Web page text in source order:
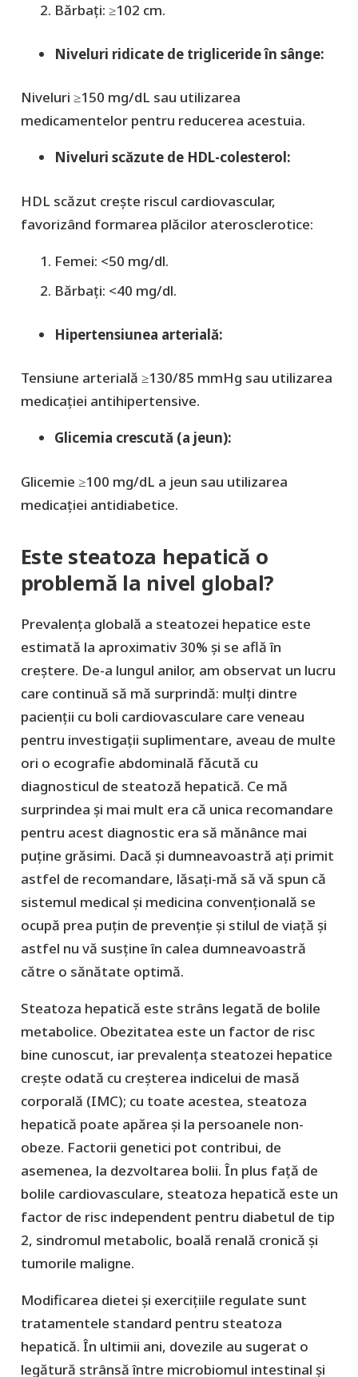
Bărbați: ≥102 cm.
Niveluri ridicate de trigliceride în sânge:
Niveluri ≥150 mg/dL sau utilizarea
medicamentelor pentru reducerea acestuia.
Niveluri scăzute de HDL-colesterol:
HDL scăzut crește riscul cardiovascular,
favorizând formarea plăcilor aterosclerotice:
Femei: <50 mg/dl.
Bărbați: <40 mg/dl.
Hipertensiunea arterială:
Tensiune arterială ≥130/85 mmHg sau utilizarea
medicației antihipertensive.
Glicemia crescută (a jeun):
Glicemie ≥100 mg/dL a jeun sau utilizarea
medicației antidiabetice.
Este steatoza hepatică o
problemă la nivel global?
Prevalența globală a steatozei hepatice este
estimată la aproximativ 30% și se află în
creștere. De-a lungul anilor, am observat un lucru
care continuă să mă surprindă: mulți dintre
pacienții cu boli cardiovasculare care veneau
pentru investigații suplimentare, aveau de multe
ori o ecografie abdominală făcută cu
diagnosticul de steatoză hepatică. Ce mă
surprindea și mai mult era că unica recomandare
pentru acest diagnostic era să mănânce mai
puține grăsimi. Dacă și dumneavoastră ați primit
astfel de recomandare, lăsați-mă să vă spun că
sistemul medical și medicina convențională se
ocupă prea puțin de prevenție și stilul de viață și
astfel nu vă susține în calea dumneavoastră
către o sănătate optimă.
Steatoza hepatică este strâns legată de bolile
metabolice. Obezitatea este un factor de risc
bine cunoscut, iar prevalența steatozei hepatice
crește odată cu creșterea indicelui de masă
corporală (IMC); cu toate acestea, steatoza
hepatică poate apărea și la persoanele non-
obeze. Factorii genetici pot contribui, de
asemenea, la dezvoltarea bolii. În plus față de
bolile cardiovasculare, steatoza hepatică este un
factor de risc independent pentru diabetul de tip
2, sindromul metabolic, boală renală cronică și
tumorile maligne.
Modificarea dietei și exercițiile regulate sunt
tratamentele standard pentru steatoza
hepatică. În ultimii ani, dovezile au sugerat o
legătură strânsă între microbiomul intestinal și